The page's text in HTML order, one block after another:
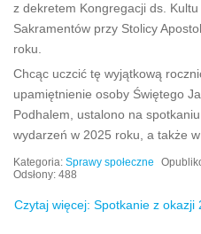
z dekretem Kongregacji ds.
Sakramentów przy Stolicy
roku.
Chcąc uczcić tę wyjątkową
upamiętnienie osoby Świętego
Podhalem, ustalono na
wydarzeń w 2025 roku, a także
Kategoria: Sprawy społeczne
Odsłony: 488
Czytaj więcej: Spotkanie z